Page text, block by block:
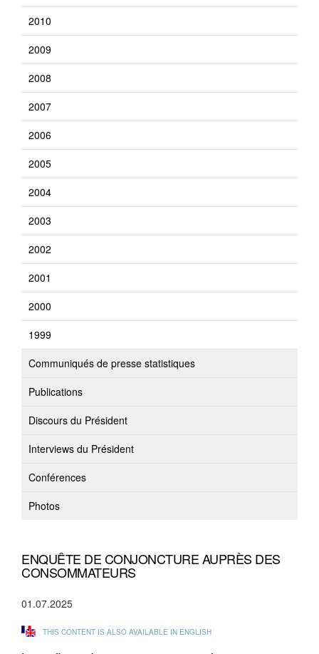
2010
2009
2008
2007
2006
2005
2004
2003
2002
2001
2000
1999
Communiqués de presse statistiques
Publications
Discours du Président
Interviews du Président
Conférences
Photos
ENQUÊTE DE CONJONCTURE AUPRÈS DES
CONSOMMATEURS
01.07.2025
THIS CONTENT IS ALSO AVAILABLE IN ENGLISH